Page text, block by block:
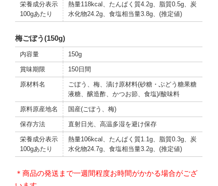
栄養成分表示
100gあたり
熱量118kcal、たんぱく質4.2g、脂質0.5g、炭
水化物24.2g、食塩相当量3.8g、(推定値)
梅ごぼう(150g)
内容量 150g
賞味期限 150日間
原材料名
ごぼう、梅、漬け原材料(砂糖・ぶどう糖果糖
液糖、醸造酢、かつお節、食塩)/酸味料
原料原産地名 国産(ごぼう、梅)
保存方法 直射日光、高温多湿を避け保存
栄養成分表示
100gあたり
熱量106kcal、たんぱく質1.1g、脂質0.3g、炭
水化物24.7g、食塩相当量3.2g、(推定値)
＊商品の発送まで一週間程度お時間がかかる場合がござ